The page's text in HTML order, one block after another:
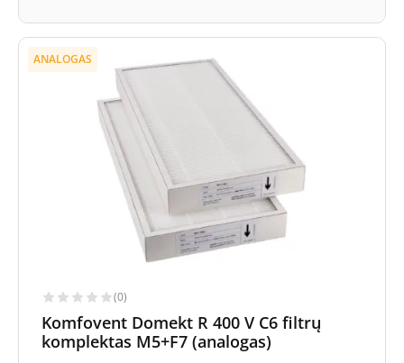
ANALOGAS
(0)
Komfovent Domekt R 400 V C6 filtrų
komplektas M5+F7 (analogas)